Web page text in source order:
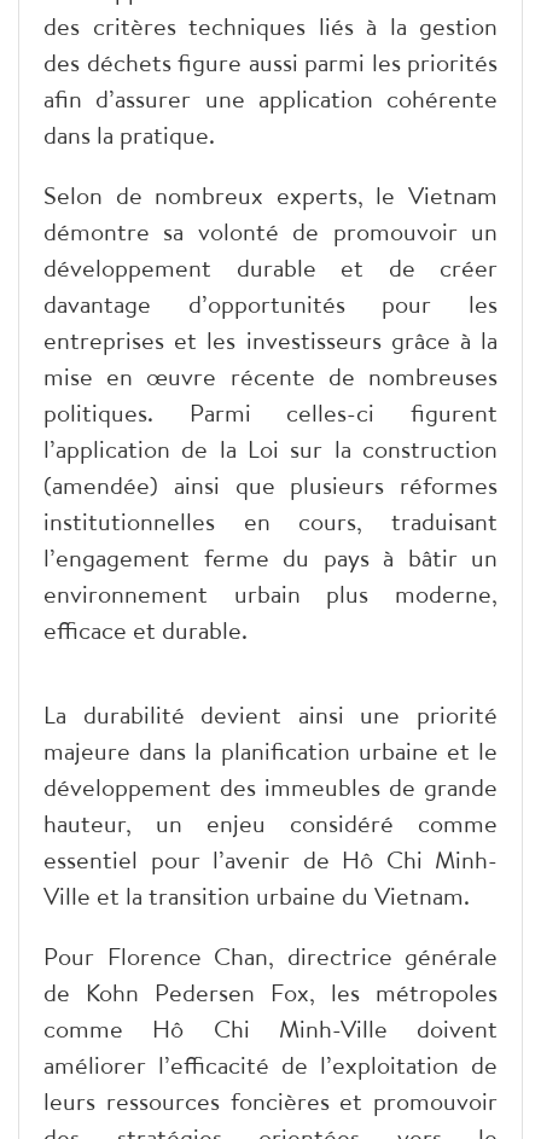
des critères techniques liés à la gestion
des déchets figure aussi parmi les priorités
afin d’assurer une application cohérente
dans la pratique.
Selon de nombreux experts, le Vietnam
démontre sa volonté de promouvoir un
développement durable et de créer
davantage d’opportunités pour les
entreprises et les investisseurs grâce à la
mise en œuvre récente de nombreuses
politiques. Parmi celles-ci figurent
l’application de la Loi sur la construction
(amendée) ainsi que plusieurs réformes
institutionnelles en cours, traduisant
l’engagement ferme du pays à bâtir un
environnement urbain plus moderne,
efficace et durable.
La durabilité devient ainsi une priorité
majeure dans la planification urbaine et le
développement des immeubles de grande
hauteur, un enjeu considéré comme
essentiel pour l’avenir de Hô Chi Minh-
Ville et la transition urbaine du Vietnam.
Pour Florence Chan, directrice générale
de Kohn Pedersen Fox, les métropoles
comme Hô Chi Minh-Ville doivent
améliorer l’efficacité de l’exploitation de
leurs ressources foncières et promouvoir